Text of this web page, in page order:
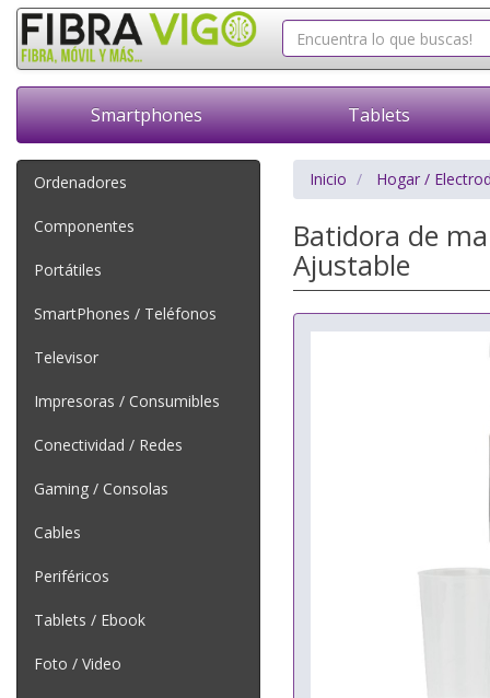
Smartphones Tablets
Ordenadores
Componentes
Portátiles
SmartPhones / Teléfonos
Televisor
Impresoras / Consumibles
Conectividad / Redes
Gaming / Consolas
Cables
Periféricos
Tablets / Ebook
Foto / Video
Inicio Hogar /
Batidora de
Ajustable